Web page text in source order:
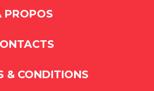
PROPOS
& CONDITIONS